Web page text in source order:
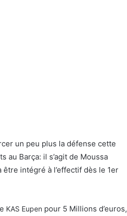
un peu plus la défense cette
au Barça: il s’agit de Moussa
intégré à l’effectif dès le 1er
KAS Eupen pour 5 Millions d’euros,